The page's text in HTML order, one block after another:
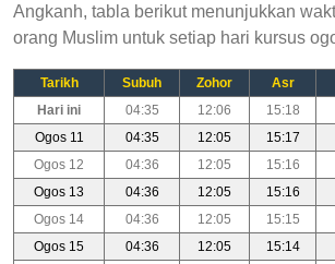
Angkanh, tabla berikut menunjukkan
orang Muslim untuk setiap hari kursus
Tarikh Subuh Zohor Asr
Hari ini
04:35 12:06 15:18
Ogos 11
04:35 12:05 15:17
Ogos 12
04:36 12:05 15:16
Ogos 13
04:36 12:05 15:16
Ogos 14
04:36 12:05 15:15
Ogos 15
04:36 12:05 15:14